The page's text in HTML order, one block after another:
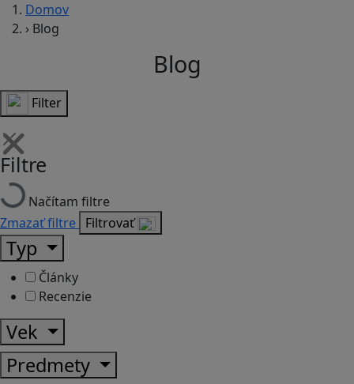
Domov
› Blog
Blog
Filter
Filtre
Načítam filtre
Zmazať filtre Filtrovať
Typ
Články
Recenzie
Vek
Predmety